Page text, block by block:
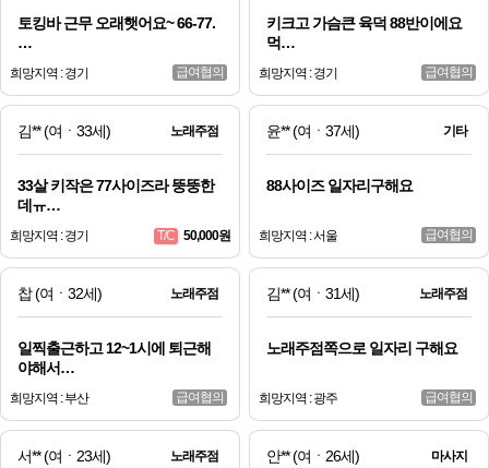
토킹바 근무 오래햇어요~ 66-77.
…
희망지역 : 경기 급여협의
키크고 가슴큰 육덕 88반이에요
먹…
희망지역 : 경기 급여협의
김**(여ㆍ33세) 노래주점
33살 키작은 77사이즈라 뚱뚱한
데ㅠ…
희망지역 : 경기 T/C 50,000원
윤**(여ㆍ37세) 기타
88사이즈 일자리구해요
희망지역 : 서울 급여협의
찹(여ㆍ32세) 노래주점
일찍출근하고 12~1시에 퇴근해
야해서…
희망지역 : 부산 급여협의
김**(여ㆍ31세) 노래주점
노래주점쪽으로 일자리 구해요
희망지역 : 광주 급여협의
서**(여ㆍ23세) 노래주점 안**(여ㆍ26세) 마사지